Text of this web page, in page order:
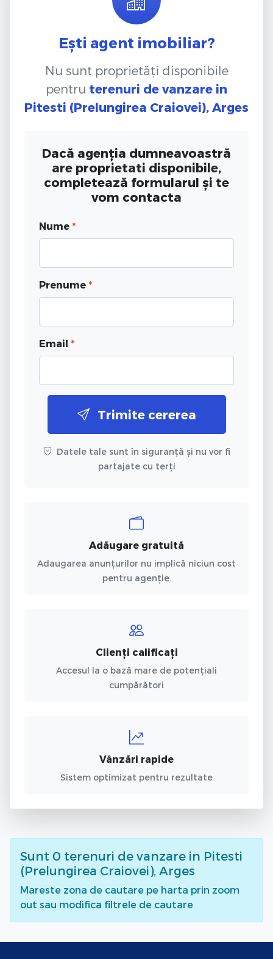
Ești agent imobiliar?
Nu sunt proprietăți disponibile
pentru terenuri de vanzare in
Pitesti (Prelungirea Craiovei), Arges
Dacă agenția dumneavoastră
are proprietati disponibile,
completează formularul și te
vom contacta
Nume *
Prenume *
Email *
Trimite cererea
Datele tale sunt în siguranță și nu vor fi
partajate cu terți
Adăugare gratuită
Adaugarea anunțurilor nu implică niciun cost
pentru agenție.
Clienți calificați
Accesul la o bază mare de potențiali
cumpărători
Vânzări rapide
Sistem optimizat pentru rezultate
Sunt 0 terenuri de vanzare in Pitesti
(Prelungirea Craiovei), Arges
Mareste zona de cautare pe harta prin zoom
out sau modifica filtrele de cautare